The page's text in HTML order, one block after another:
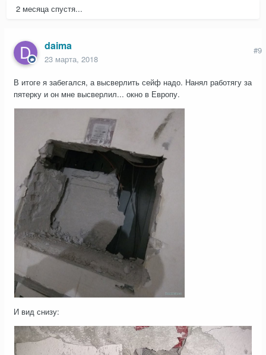
2 месяца спустя...
daima
23 марта, 2018
#9
В итоге я забегался, а высверлить сейф надо. Нанял работягу за
пятерку и он мне высверлил... окно в Европу.
И вид снизу: